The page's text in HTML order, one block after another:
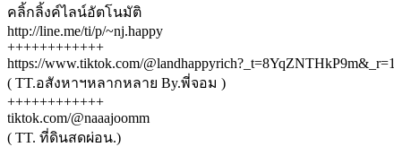
คลิ้กลิ้งค์ไลน์อัตโนมัติ
http://line.me/ti/p/~nj.happy
++++++++++++
https://www.tiktok.com/@landhappyrich?_t=8YqZNTHkP9m&_r=1
( TT.อสังหาฯหลากหลาย By.พี่จอม )
++++++++++++
tiktok.com/@naaajoomm
( TT. ที่ดินสดผ่อน.)